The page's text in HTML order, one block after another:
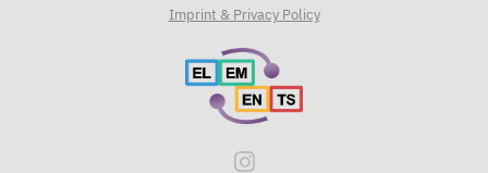
Imprint & Privacy Policy